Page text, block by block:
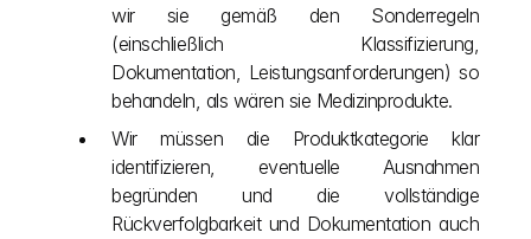
wir sie gemäß den Sonderregeln
(einschließlich Klassifizierung,
Dokumentation, Leistungsanforderungen) so
behandeln, als wären sie Medizinprodukte.
Wir müssen die Produktkategorie klar
identifizieren, eventuelle Ausnahmen
begründen und die vollständige
Rückverfolgbarkeit und Dokumentation auch